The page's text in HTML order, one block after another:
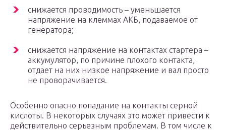
снижается проводимость – уменьшается
напряжение на клеммах АКБ, подаваемое от
генератора;
снижается напряжение на контактах стартера –
аккумулятор, по причине плохого контакта,
отдает на них низкое напряжение и вал просто
не проворачивается.
Особенно опасно попадание на контакты серной
кислоты. В некоторых случаях это может привести к
действительно серьезным проблемам. В том числе к